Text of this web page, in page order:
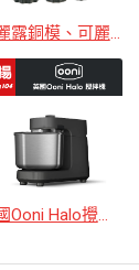
可麗露銅模、可麗露鋁模
英國Ooni Halo攪拌機